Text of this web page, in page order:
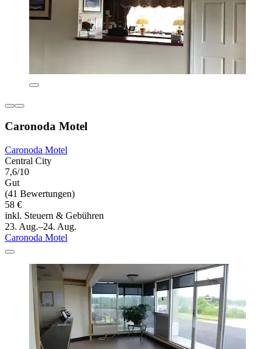
Caronoda Motel
Caronoda Motel
Central City
7,6/10
Gut
(41 Bewertungen)
58 €
inkl. Steuern & Gebühren
23. Aug.–24. Aug.
Caronoda Motel